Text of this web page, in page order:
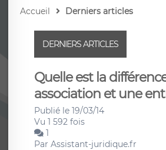
Accueil Derniers articles
DERNIERS ARTICLES
Quelle est la
association et une
Publié le 19/03/14
Vu 1 592 fois
1
Par Assistant-juridique.fr